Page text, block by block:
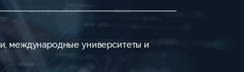
международные университеты и